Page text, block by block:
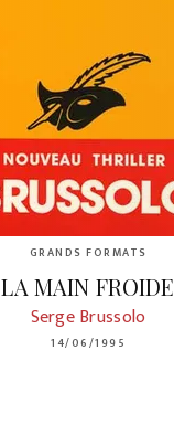
GRANDS FORMATS
LA MAIN FROIDE
Serge Brussolo
14/06/1995